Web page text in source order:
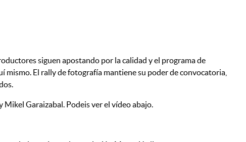
siguen apostando por la calidad y el programa de
El rally de fotografía mantiene su poder de convocatoria,
Mikel Garaizabal. Podeis ver el vídeo abajo.